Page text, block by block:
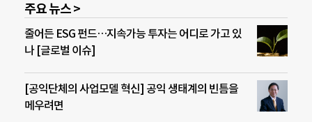
주요 뉴스 >
줄어든 ESG 펀드…지속가능 투자는 어디로 가고 있
나 [글로벌 이슈]
[공익단체의 사업모델 혁신] 공익 생태계의 빈틈을
메우려면